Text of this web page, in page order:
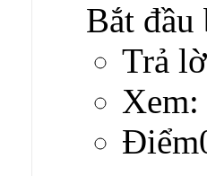
Bắt đầu
Trả
Xem: